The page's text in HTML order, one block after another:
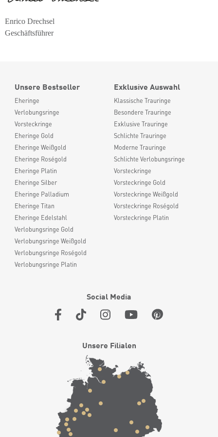
Enrico Drechsel
Geschäftsführer
Unsere Bestseller
Eheringe
Verlobungsringe
Vorsteckringe
Eheringe Gold
Eheringe Weißgold
Eheringe Roségold
Eheringe Platin
Eheringe Silber
Eheringe Palladium
Eheringe Titan
Eheringe Edelstahl
Verlobungsringe Gold
Verlobungsringe Weißgold
Verlobungsringe Roségold
Verlobungsringe Platin
Exklusive Auswahl
Klassische Trauringe
Besondere Trauringe
Exklusive Trauringe
Schlichte Trauringe
Moderne Trauringe
Schlichte Verlobungsringe
Vorsteckringe
Vorsteckringe Gold
Vorsteckringe Weißgold
Vorsteckringe Roségold
Vorsteckringe Platin
Social Media
Unsere Filialen